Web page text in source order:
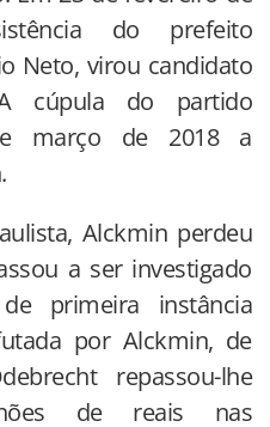
do prefeito
Neto, virou candidato
cúpula do partido
março de 2018 a
Alckmin perdeu
a ser investigado
primeira instância
por Alckmin, de
repassou-lhe
de reais nas